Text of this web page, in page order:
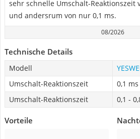
sehr schnelle Umschalt-Reaktionszeit
und andersrum von nur 0,1 ms.
08/2026
Technische Details
Modell
Umschalt-Reaktionszeit
0,1 ms
Umschalt-Reaktionszeit
0,1 -
Vorteile